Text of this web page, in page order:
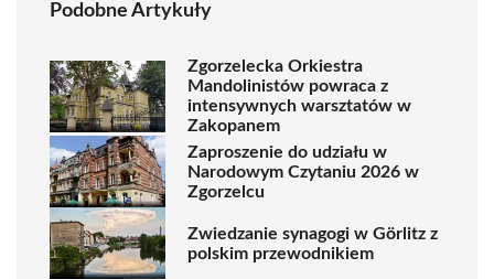
Podobne Artykuły
Zgorzelecka Orkiestra
Mandolinistów powraca z
intensywnych warsztatów w
Zakopanem
Zaproszenie do udziału w
Narodowym Czytaniu 2026 w
Zgorzelcu
Zwiedzanie synagogi w Görlitz z
polskim przewodnikiem